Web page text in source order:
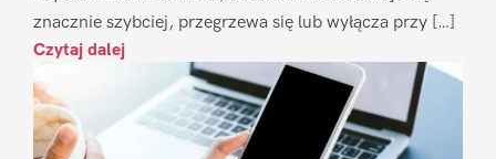
znacznie szybciej, przegrzewa się lub wyłącza przy […]
Czytaj dalej